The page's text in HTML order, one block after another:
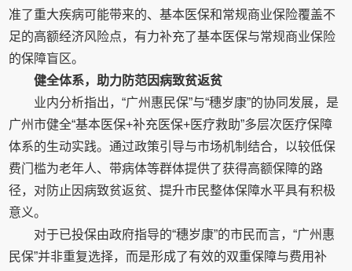
准了重大疾病可能带来的、基本医保和常规商业保险覆盖不
足的高额经济风险点，有力补充了基本医保与常规商业保险
的保障盲区。
健全体系，助力防范因病致贫返贫
业内分析指出，“广州惠民保”与“穗岁康”的协同发展，是
广州市健全“基本医保+补充医保+医疗救助”多层次医疗保障
体系的生动实践。通过政策引导与市场机制结合，以较低保
费门槛为老年人、带病体等群体提供了获得高额保障的路
径，对防止因病致贫返贫、提升市民整体保障水平具有积极
意义。
对于已投保由政府指导的“穗岁康”的市民而言，“广州惠
民保”并非重复选择，而是形成了有效的双重保障与费用补